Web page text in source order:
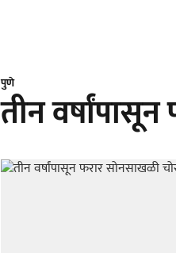
पुणे
तीन